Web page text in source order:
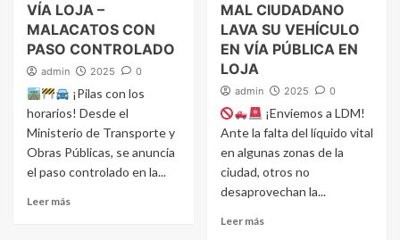
VÍA LOJA –
MALACATOS CON
PASO CONTROLADO
admin 2025 0
¡Pilas con los
horarios! Desde el
Ministerio de Transporte y
Obras Públicas, se anuncia
el paso controlado en la...
Leer más
MAL CIUDADANO
LAVA SU VEHÍCULO
EN VÍA PÚBLICA EN
LOJA
admin 2025 0
¡Enviemos a LDM!
Ante la falta del líquido vital
en algunas zonas de la
ciudad, otros no
desaprovechan la...
Leer más